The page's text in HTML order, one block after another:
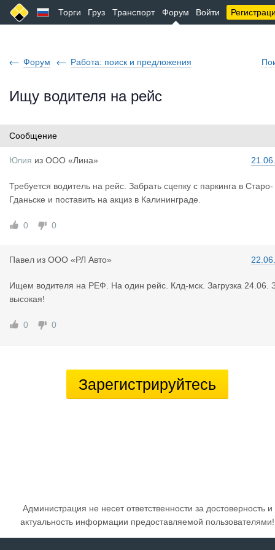
Торги Груз Транспорт Форум Войти
Форум Работа: поиск и предложения
Ищу водителя на рейс
Сообщение
Юлия из ООО «Лина»
Требуется водитель на рейс. Забрать сцепку с паркинга в Старо-
Гданьске и поставить на акциз в Калининграде.
0 0
Павел из ООО «РЛ Авто»
Ищем водителя на РЕФ. На один рейс. Клд-мск. Загрузка 24.06.
высокая!
0 0
Зарегистрируйтесь
Администрация не несет ответственности за достоверность и
актуальность информации предоставляемой пользователями!